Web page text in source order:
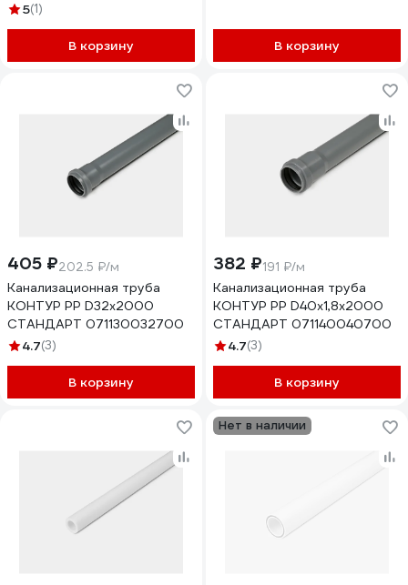
5(1)
В корзину В корзину
405 ₽202.5 ₽/м
Канализационная труба
КОНТУР РР D32x2000
СТАНДАРТ 071130032700
4.7(3)
В корзину
382 ₽191 ₽/м
Канализационная труба
КОНТУР РР D40x1,8x2000
СТАНДАРТ 071140040700
4.7(3)
В корзину
Нет в наличии